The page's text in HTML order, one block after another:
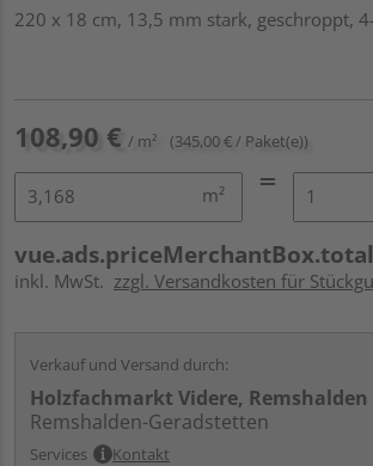
220 x 18 cm, 13,5 mm stark, geschroppt,
108,90 € / m² (345,00 € / Paket(e))
m²
vue.ads.priceMerchantBox.total
inkl. MwSt. zzgl. Versandkosten für
Verkauf und Versand durch:
Holzfachmarkt Videre, Remshalden
Remshalden-Geradstetten
Services Kontakt